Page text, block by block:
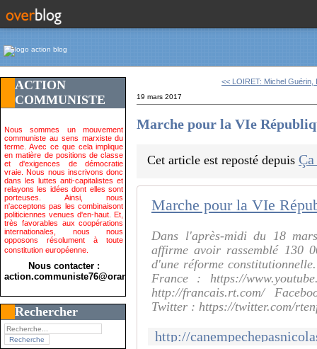
ACTION
COMMUNISTE
Nous sommes un mouvement
communiste au sens marxiste du
terme. Avec ce que cela implique
en matière de positions de classe
et d'exigences de démocratie
vraie. Nous nous inscrivons donc
dans les luttes anti-capitalistes et
relayons les idées dont elles sont
porteuses. Ainsi, nous
n'acceptons pas les combinaisont
politiciennes venues d'en-haut. Et,
très favorables aux coopérations
internationales, nous nous
opposons résolument à toute
constitution européenne.
Nous contacter :
action.communiste76@orange.fr>
Rechercher
<< LOIRET: Michel Guérin,
19 mars 2017
Marche pour la VIe
Cet article est reposté depuis
Dans l'après-midi du 18
affirme avoir rassemblé 130
d'une réforme
France : https://
http://francais.rt.com/
Twitter : https://twitter.com/